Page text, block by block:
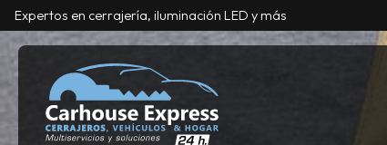
Expertos en cerrajería, iluminación LED y más